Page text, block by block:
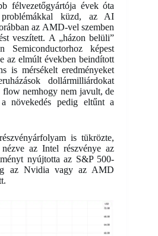
félvezetőgyártója évek óta
küzd, az AI
az AMD-vel szemben
veszített. A „házon belüli”
Semiconductorhoz képest
az elmúlt években beindított
is mérsékelt eredményeket
dollármilliárdokat
flow nemhogy nem javult, de
növekedés pedig eltűnt a
is tükrözte,
az Intel részvénye az
nyújtotta az S&P 500-
az Nvidia vagy az AMD